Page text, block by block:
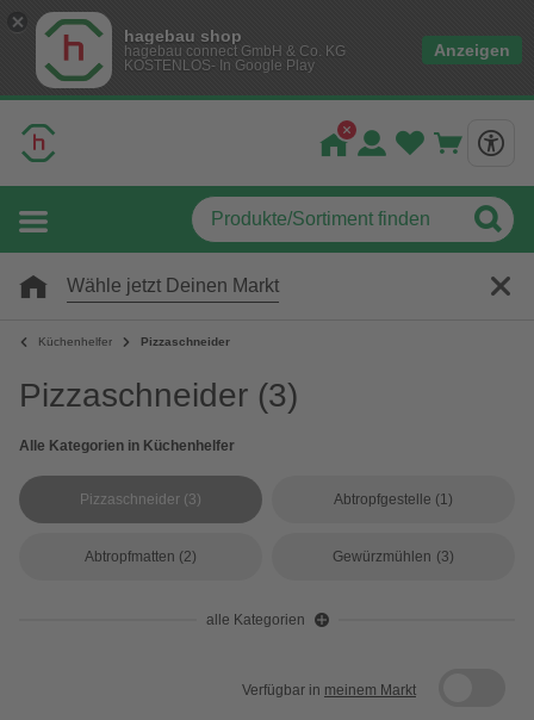
hagebau shop
hagebau connect GmbH & Co. KG
KOSTENLOS- In Google Play
Anzeigen
Wähle jetzt Deinen Markt
Küchenhelfer Pizzaschneider
Pizzaschneider (3)
Alle Kategorien in Küchenhelfer
Pizzaschneider (3) Abtropfgestelle (1)
Abtropfmatten (2) Gewürzmühlen (3)
alle Kategorien
Verfügbar in meinem Markt